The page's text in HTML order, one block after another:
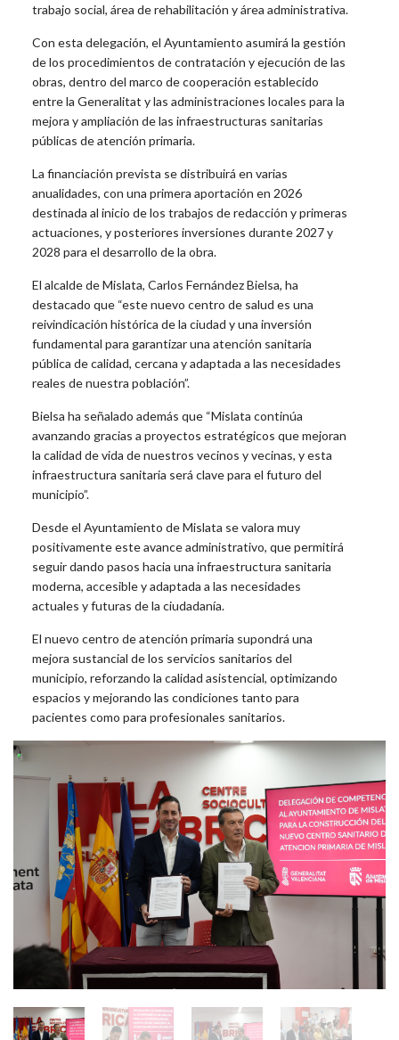
trabajo social, área de rehabilitación y área administrativa.
Con esta delegación, el Ayuntamiento asumirá la gestión
de los procedimientos de contratación y ejecución de las
obras, dentro del marco de cooperación establecido
entre la Generalitat y las administraciones locales para la
mejora y ampliación de las infraestructuras sanitarias
públicas de atención primaria.
La financiación prevista se distribuirá en varias
anualidades, con una primera aportación en 2026
destinada al inicio de los trabajos de redacción y primeras
actuaciones, y posteriores inversiones durante 2027 y
2028 para el desarrollo de la obra.
El alcalde de Mislata, Carlos Fernández Bielsa, ha
destacado que “este nuevo centro de salud es una
reivindicación histórica de la ciudad y una inversión
fundamental para garantizar una atención sanitaria
pública de calidad, cercana y adaptada a las necesidades
reales de nuestra población”.
Bielsa ha señalado además que “Mislata continúa
avanzando gracias a proyectos estratégicos que mejoran
la calidad de vida de nuestros vecinos y vecinas, y esta
infraestructura sanitaria será clave para el futuro del
municipio”.
Desde el Ayuntamiento de Mislata se valora muy
positivamente este avance administrativo, que permitirá
seguir dando pasos hacia una infraestructura sanitaria
moderna, accesible y adaptada a las necesidades
actuales y futuras de la ciudadanía.
El nuevo centro de atención primaria supondrá una
mejora sustancial de los servicios sanitarios del
municipio, reforzando la calidad asistencial, optimizando
espacios y mejorando las condiciones tanto para
pacientes como para profesionales sanitarios.